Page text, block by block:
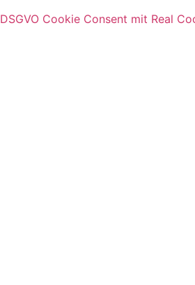
DSGVO Cookie Consent mit Real